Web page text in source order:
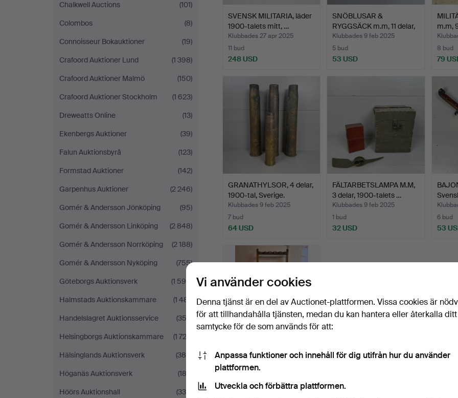
Chalkwell Auctions
(101)
Colombos
(8)
Connoisseur Bokauktioner
(19)
Crafoord Auktioner Lund
(1 398)
Crafoord Auktioner Malmö
(150)
Crafoord Auktioner Stockholm
(1 623)
Dreweatts Online
(13)
Ekenbergs Auktioner
(39)
Falun Auktionsbyrå
(123)
Formstad Auktioner
(142)
Garpenhus Auktioner
(2 246)
Gomér & Andersson Jönköping
(95)
Gomér & Andersson Linköping
(2 848)
Gomér & Andersson Norrköping
(2 188)
Gomér & Andersson Nyköping
(755)
Göteborgs Auktionsverk
(1 594)
Halmstads Auktionskammare
(1 481)
Handelslagret Auktionsservice
(352)
Helsingborgs Auktionskammare
(1 722)
Hälsinglands Auktionsverk
(380)
Höganäs Auktionsverk
(182)
Höörs Auktionshall
(336)
SVENSK MILITARIA, läder
1900-talets mitt, …
Klubbades 27 apr 2025
11 bud
248 USD
SNÖBLUSAR &
RYGGSÄCK m.m, 11 delar,
1900-t…
Klubbades 9 feb 2025
5 bud
53 USD
m.m,
8 bud
79
GRANATHYLSOR, 4 delar,
1900-tal, Sverige.
Klubbades 9 feb 2025
7 bud
64 USD
FÄLTARBETSLAMPA M.M,
3 delar, 1900-talets …
Klubbades 9 feb 2025
1 bud
32 USD
6 bud
53
VAPENSTÄLL, 1900-tal.
6 bud
Vi använder cookies
Denna tjänst är en del av Auctionet-plattformen. Vissa cookies är
för att tillhandahålla tjänsten, medan du kan hantera eller återkalla ditt
samtycke för de som används för att:
Anpassa funktioner och innehåll för dig utifrån hur du använder
plattformen.
Utveckla och förbättra plattformen.